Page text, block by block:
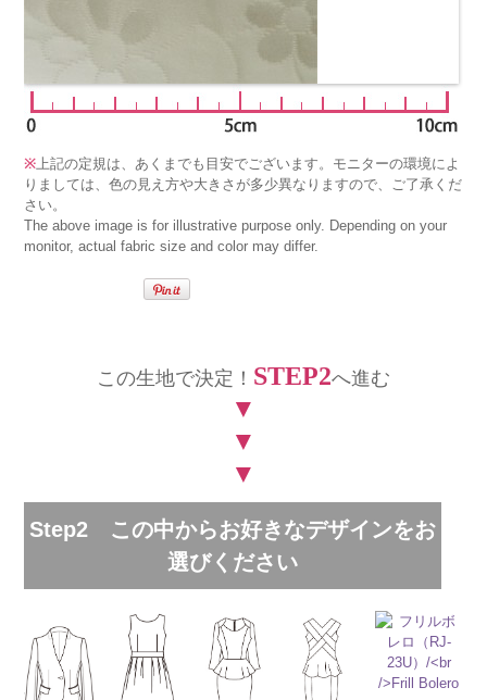
※上記の定規は、あくまでも目安でございます。モニターの環境によ
りましては、色の見え方や大きさが多少異なりますので、ご了承くだ
さい。
The above image is for illustrative purpose only. Depending on your
monitor, actual fabric size and color may differ.
この生地で決定！ STEP2へ進む
▼
▼
▼
Step2 この中からお好きなデザインをお
選びください